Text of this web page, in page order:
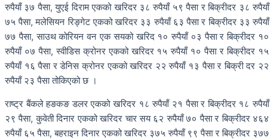
रुपैयाँ ३७ पैसा, युएई दिराम एकको खरिदर ३८ रुपैयाँ ५९ पैसा र बिक्रीदर ३८ रुपैयाँ
७५ पैसा, मलेसियन रिङ्गेट एकको खरिदर ३३ रुपैयाँ ६३ पैसा र बिक्रीदर ३३ रुपैयाँ
७७ पैसा, साउथ कोरियन वन एक सयको खरिद १० रुपैयाँ ०३ पैसा र बिक्रीदर १०
रुपैयाँ ०७ पैसा, स्वीडिस क्रोनर एकको खरिदर १५ रुपैयाँ १० पैसा र बिक्रीदर १५
रुपैयाँ १६ पैसा र डेनिस क्रोनर एकको खरिदर २२ रुपैयाँ १३ पैसा र बिक्री दर २२
रुपैयाँ २३ पैसा तोकिएको छ ।
राष्ट्र बैंकले हङकङ डलर एकको खरिदर १८ रुपैयाँ २१ पैसा र बिक्रीदर १८ रुपैयाँ
२९ पैसा, कुवेती दिनार एकको खरिदर चार सय ६२ रुपैयाँ ७० पैसा र बिक्रीदर ४६४
रुपैयाँ ६५ पैसा, बहराइन दिनार एकको खरिदर ३७५ रुपैयाँ ९९ पैसा र बिक्रीदर ३७७